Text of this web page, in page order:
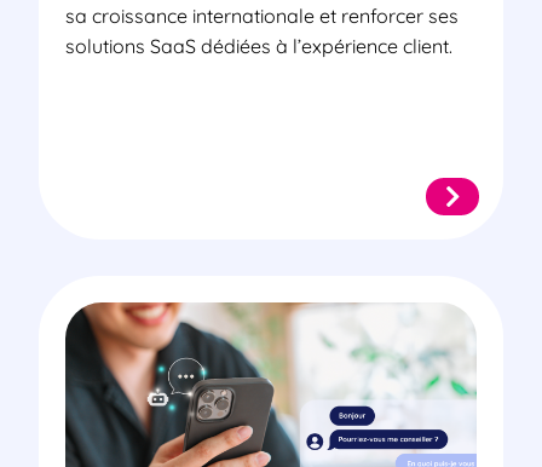
sa croissance internationale et renforcer ses
solutions SaaS dédiées à l’expérience client.